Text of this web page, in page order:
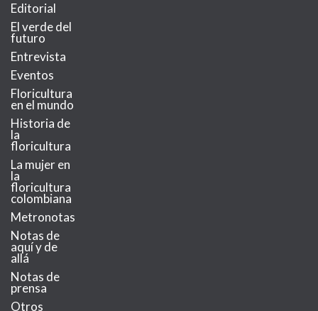
Editorial
El verde del
futuro
Entrevista
Eventos
Floricultura
en el mundo
Historia de
la
floricultura
La mujer en
la
floricultura
colombiana
Metronotas
Notas de
aquí y de
allá
Notas de
prensa
Otros